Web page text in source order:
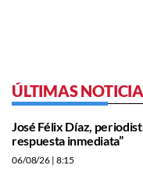
ÚLTIMAS
José Félix Díaz,
respuesta inmediata”
06/08/26 | 8:15